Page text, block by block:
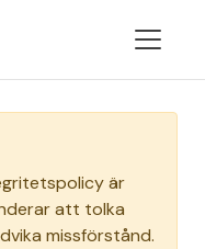
är
att tolka
missförstånd.